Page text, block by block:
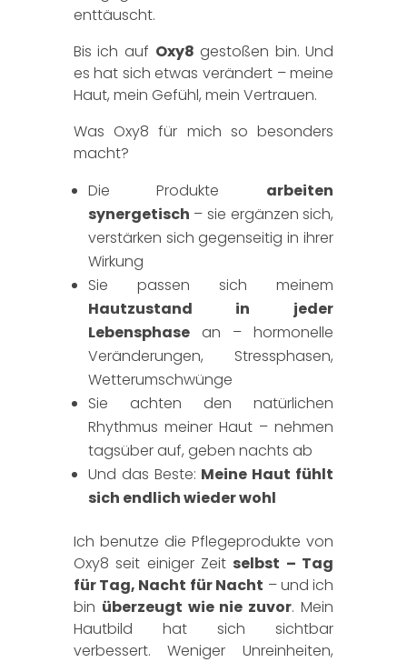
enttäuscht.
Bis ich auf Oxy8 gestoßen bin. Und
es hat sich etwas verändert – meine
Haut, mein Gefühl, mein Vertrauen.
Was Oxy8 für mich so besonders
macht?
Die Produkte arbeiten
synergetisch – sie ergänzen sich,
verstärken sich gegenseitig in ihrer
Wirkung
Sie passen sich meinem
Hautzustand in jeder
Lebensphasean – hormonelle
Veränderungen, Stressphasen,
Wetterumschwünge
Sie achten den natürlichen
Rhythmus meiner Haut – nehmen
tagsüber auf, geben nachts ab
Und das Beste: Meine Haut fühlt
sich endlich wieder wohl
Ich benutze die Pflegeprodukte von
Oxy8 seit einiger Zeit selbst – Tag
für Tag, Nacht für Nacht – und ich
bin überzeugt wie nie zuvor. Mein
Hautbild hat sich sichtbar
verbessert. Weniger Unreinheiten,